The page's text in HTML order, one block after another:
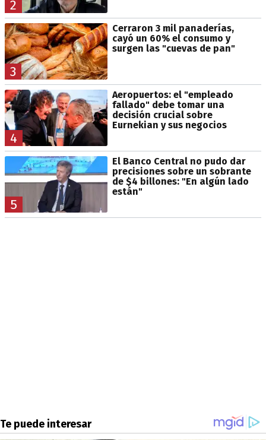
2
3
Cerraron 3 mil panaderías,
cayó un 60% el consumo y
surgen las "cuevas de pan"
4
Aeropuertos: el "empleado
fallado" debe tomar una
decisión crucial sobre
Eurnekian y sus negocios
5
El Banco Central no pudo dar
precisiones sobre un sobrante
de $4 billones: "En algún lado
están"